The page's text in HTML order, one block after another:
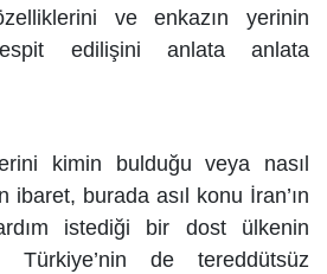
özelliklerini ve enkazın yerinin
edilişini anlata anlata
kimin bulduğu veya nasıl
ibaret, burada asıl konu İran’ın
istediği bir dost ülkenin
Türkiye’nin de tereddütsüz